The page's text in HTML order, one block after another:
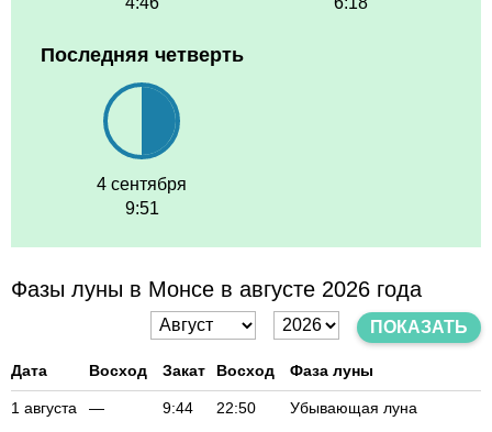
Последняя четверть
4 сентября
9:51
Фазы луны в Монсе в августе 2026 года
ПОКАЗАТЬ
Дата Восход Закат Восход Фаза луны
1 августа — 9:44 22:50
Убывающая луна